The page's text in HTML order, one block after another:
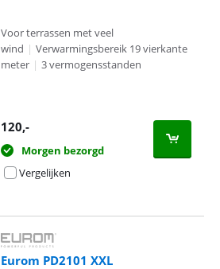
Voor terrassen met veel
wind | Verwarmingsbereik 19 vierkante
meter | 3 vermogensstanden
120,-
Morgen bezorgd
Vergelijken
Eurom PD2101 XXL